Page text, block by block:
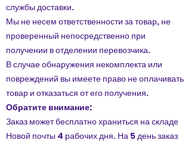
службы доставки.
Мы не несем ответственности за товар, не
проверенный непосредственно при
получении в отделении перевозчика.
В случае обнаружения некомплекта или
повреждений вы имеете право не оплачивать
товар и отказаться от его получения.
Обратите внимание:
Заказ может бесплатно храниться на складе
Новой почты 4 рабочих дня. На 5 день заказ